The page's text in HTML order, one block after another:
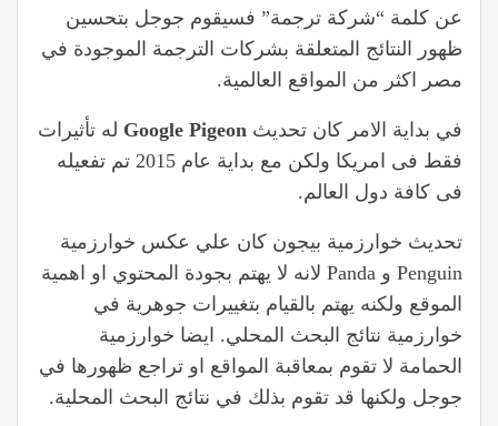
عن كلمة “شركة ترجمة” فسيقوم جوجل بتحسين
ظهور النتائج المتعلقة بشركات الترجمة الموجودة في
مصر اكثر من المواقع العالمية.
في بداية الامر كان تحديث Google Pigeon له تأثيرات
فقط فى امريكا ولكن مع بداية عام 2015 تم تفعيله
فى كافة دول العالم.
تحديث خوارزمية بيجون كان علي عكس خوارزمية
Penguin و Panda لانه لا يهتم بجودة المحتوي او اهمية
الموقع ولكنه يهتم بالقيام بتغييرات جوهرية في
خوارزمية نتائج البحث المحلي. ايضا خوارزمية
الحمامة لا تقوم بمعاقبة المواقع او تراجع ظهورها في
جوجل ولكنها قد تقوم بذلك في نتائج البحث المحلية.